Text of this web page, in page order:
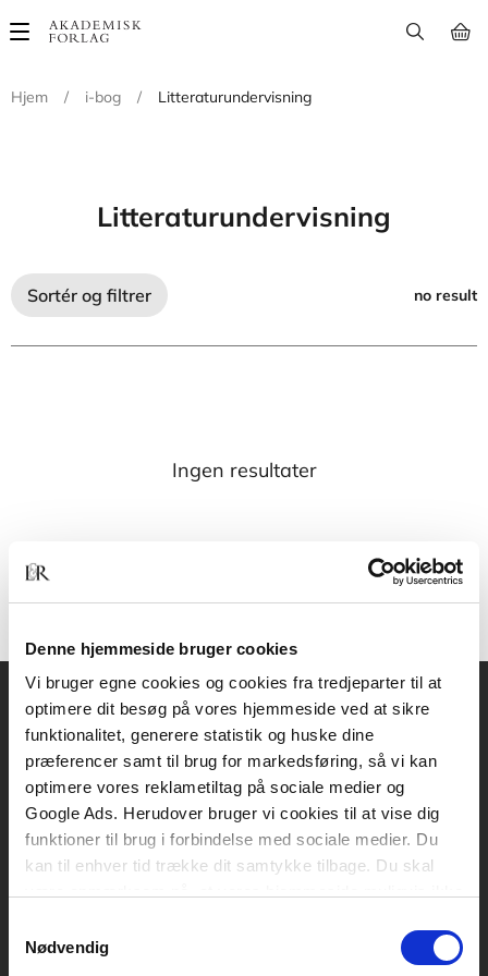
Denne hjemmeside bruger cookies
Vi bruger egne cookies og cookies fra tredjeparter til at
optimere dit besøg på vores hjemmeside ved at sikre
funktionalitet, generere statistik og huske dine
præferencer samt til brug for markedsføring, så vi kan
optimere vores reklametiltag på sociale medier og
Google Ads. Herudover bruger vi cookies til at vise dig
funktioner til brug i forbindelse med sociale medier. Du
kan til enhver tid trække dit samtykke tilbage. Du skal
tilbagetrækker et samtykke.
Nødvendig
Main
Hjem
/ i-bog / Litteraturundervisning
Litteraturundervisning
Sortér og filtrer no result
Ingen resultater
Akademisk Forlag
Vognmagergade 11
1120 København K
CVR 76351910
Kontakt kundeservice